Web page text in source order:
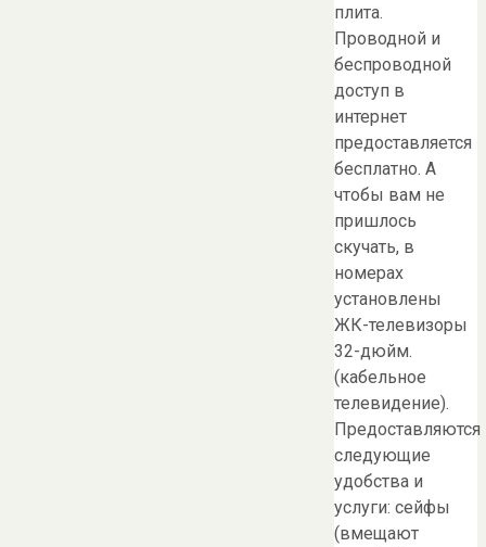
плита.
Проводной и
беспроводной
доступ в
интернет
предоставляется
бесплатно. А
чтобы вам не
пришлось
скучать, в
номерах
установлены
ЖК-телевизоры
32-дюйм.
(кабельное
телевидение).
Предоставляются
следующие
удобства и
услуги: сейфы
(вмещают